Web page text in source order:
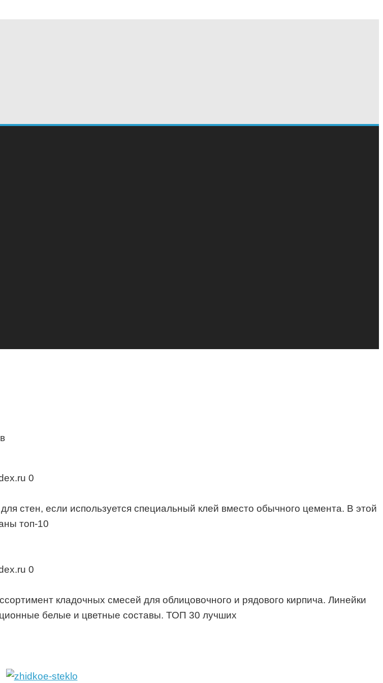
0
стен, если используется специальный клей вместо обычного цемента. В этой
топ-10
0
кладочных смесей для облицовочного и рядового кирпича. Линейки
белые и цветные составы. ТОП 30 лучших